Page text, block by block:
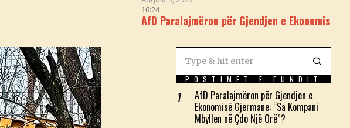
AfD Paralajmëron për Gjendjen e Ekonomisë Gjermane:
POSTIMET E FUNDIT
AfD Paralajmëron për Gjendjen e
Ekonomisë Gjermane: “Sa Kompani
Mbyllen në Çdo Një Orë”?